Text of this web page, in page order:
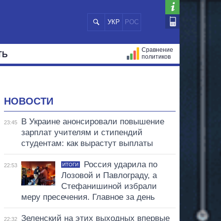
УКР РОС
Сравнение
политиков
НОВОСТИ
23:45
В Украине анонсировали повышение
зарплат учителям и стипендий
студентам: как вырастут выплаты
22:53 ИТОГИ
Россия ударила по
Лозовой и Павлограду, а
Стефанишиной избрали
меру пресечения. Главное за день
22:32
Зеленский на этих выходных впервые